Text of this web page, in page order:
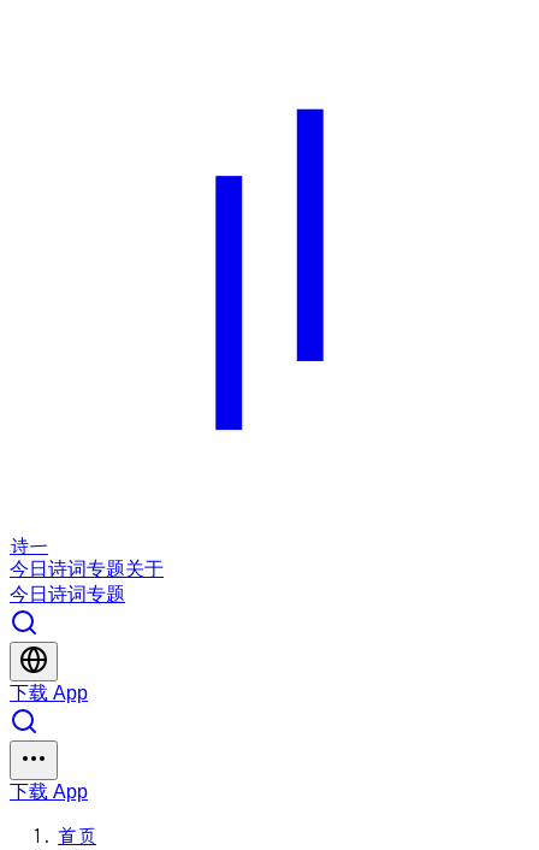
诗一
今日 诗词专题关于
今日 诗词专题
下载 App
下载 App
首页